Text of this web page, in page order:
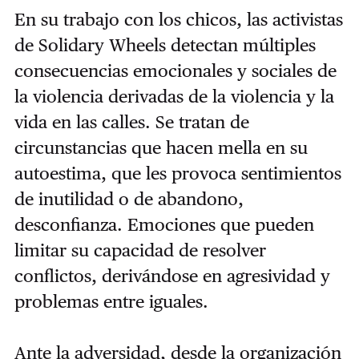
En su trabajo con los chicos, las activistas
de Solidary Wheels detectan múltiples
consecuencias emocionales y sociales de
la violencia derivadas de la violencia y la
vida en las calles. Se tratan de
circunstancias que hacen mella en su
autoestima, que les provoca sentimientos
de inutilidad o de abandono,
desconfianza. Emociones que pueden
limitar su capacidad de resolver
conflictos, derivándose en agresividad y
problemas entre iguales.
Ante la adversidad, desde la organización